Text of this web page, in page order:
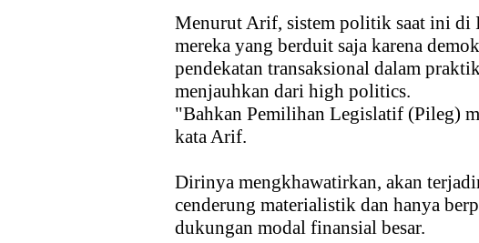
Menurut Arif, sistem politik saat ini di
mereka yang berduit saja karena
pendekatan transaksional dalam
menjauhkan dari high politics.
"Bahkan Pemilihan Legislatif (Pileg)
kata Arif.
Dirinya mengkhawatirkan, akan
cenderung materialistik dan hanya
dukungan modal finansial besar.